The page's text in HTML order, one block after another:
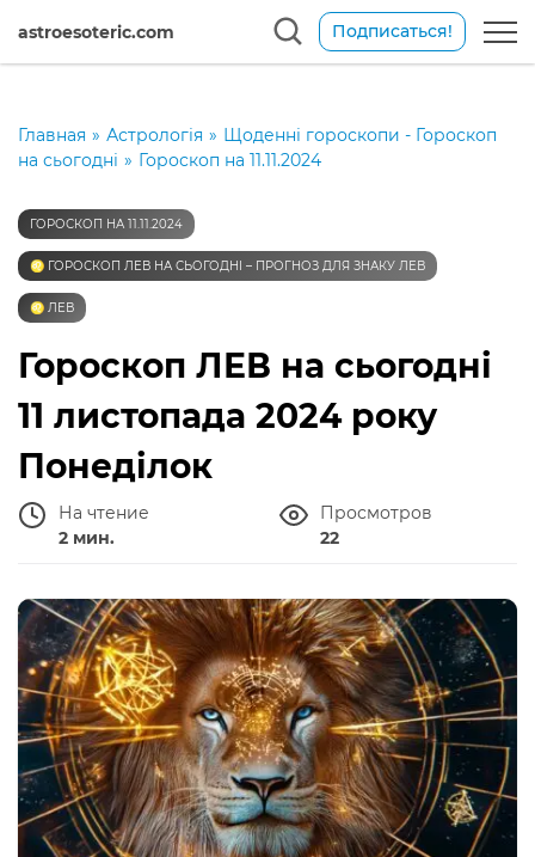
astroesoteric.com Подписаться!
Главная » Астрологія » Щоденні гороскопи - Гороскоп
на сьогодні » Гороскоп на 11.11.2024
ГОРОСКОП НА 11.11.2024
♌️ ГОРОСКОП ЛЕВ НА СЬОГОДНІ – ПРОГНОЗ ДЛЯ ЗНАКУ ЛЕВ
♌️ ЛЕВ
Гороскоп ЛЕВ на сьогодні
11 листопада 2024 року
Понеділок
На чтение
2 мин.
Просмотров
22